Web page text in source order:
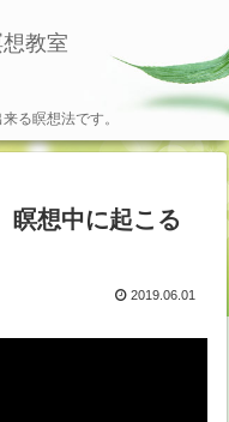
教室
る瞑想法です。
瞑想中に起こる
2019.06.01